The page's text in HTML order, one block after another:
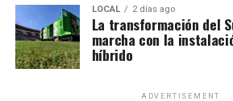
LOCAL 2 días ago
La transformación del
marcha con la
híbrido
ADVERTISEMENT